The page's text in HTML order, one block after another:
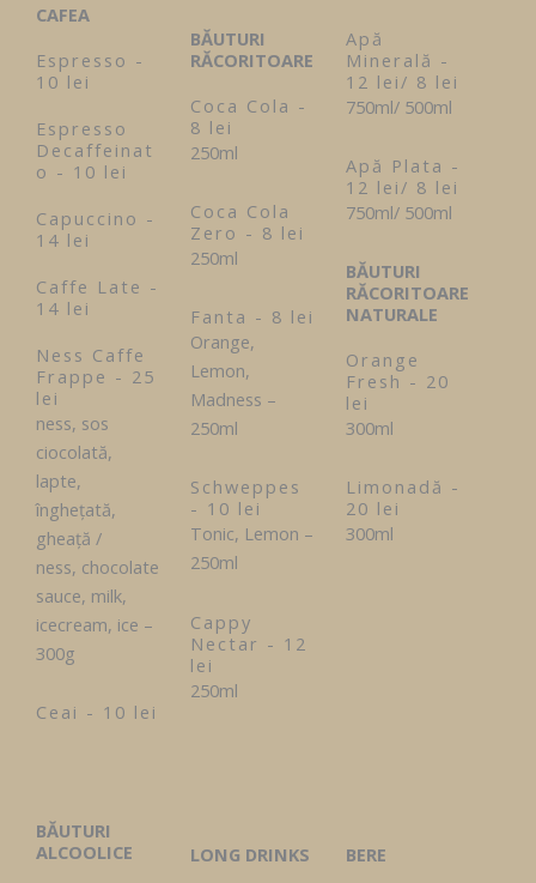
CAFEA
Espresso -
10 lei
Espresso
Decaffeinat
o - 10 lei
Capuccino -
14 lei
Caffe Late -
14 lei
Ness Caffe
Frappe - 25
lei
ness, sos
ciocolată,
lapte,
îngheţată,
gheaţă /
ness, chocolate
sauce, milk,
icecream, ice –
300g
Ceai - 10 lei
BĂUTURI
RĂCORITOARE
Coca Cola -
8 lei
250ml
Coca Cola
Zero - 8 lei
250ml
Fanta - 8 lei
Orange,
Lemon,
Madness –
250ml
Schweppes
- 10 lei
Tonic, Lemon –
250ml
Cappy
Nectar - 12
lei
250ml
Apă
Minerală -
12 lei/ 8 lei
750ml/ 500ml
Apă Plata -
12 lei/ 8 lei
750ml/ 500ml
BĂUTURI
RĂCORITOARE
NATURALE
Orange
Fresh - 20
lei
300ml
Limonadă -
20 lei
300ml
BĂUTURI
ALCOOLICE
LONG DRINKS
BERE